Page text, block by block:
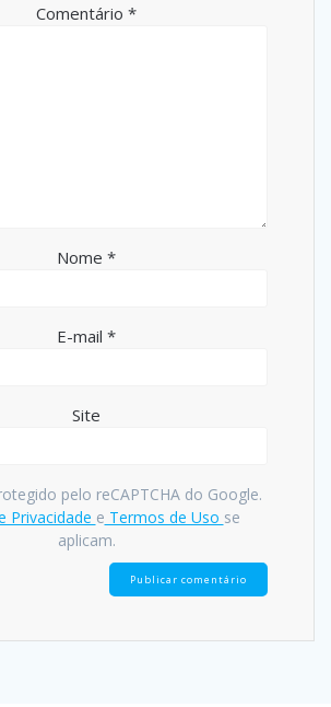
Comentário *
Nome *
E-mail *
Site
pelo reCAPTCHA do Google.
Privacidade e Termos de Uso se
aplicam.